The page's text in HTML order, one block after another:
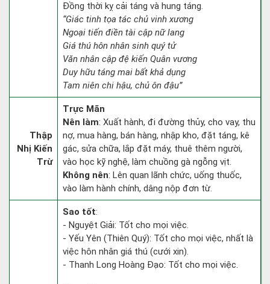
Đồng thời kỵ cải táng và hung táng.
“Giác tinh tọa tác chủ vinh xương
Ngoại tiến điền tài cập nữ lang
Giá thú hôn nhân sinh quý tử
Văn nhân cập đệ kiến Quân vương
Duy hữu táng mai bất khả dụng
Tam niên chi hậu, chủ ôn đậu”
Thập
Nhị Kiến
Trừ
Trực Mãn
Nên làm: Xuất hành, đi đường thủy, cho vay, thu
nợ, mua hàng, bán hàng, nhập kho, đặt táng, kê
gác, sửa chữa, lắp đặt máy, thuê thêm người,
vào học kỹ nghệ, làm chuồng gà ngỗng vịt.
Không nên: Lên quan lãnh chức, uống thuốc,
vào làm hành chính, dâng nộp đơn từ.
Sao tốt:
- Nguyệt Giải: Tốt cho mọi việc.
- Yếu Yên (Thiên Quý): Tốt cho mọi việc, nhất là
việc hôn nhân giá thú (cưới xin).
- Thanh Long Hoàng Đạo: Tốt cho mọi việc.